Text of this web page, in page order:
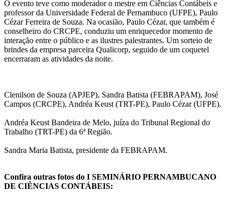
O evento teve como moderador o mestre em Ciências Contábeis e
professor da Universidade Federal de Pernambuco (UFPE), Paulo
Cézar Ferreira de Souza. Na ocasião, Paulo Cézar, que também é
conselheiro do CRCPE, conduziu um enriquecedor momento de
interação entre o público e as ilustres palestrantes. Um sorteio de
brindes da empresa parceira Qualicorp, seguido de um coquetel
encerraram as atividades da noite.
Clenilson de Souza (APJEP), Sandra Batista (FEBRAPAM), José
Campos (CRCPE), Andréa Keust (TRT-PE), Paulo Cézar (UFPE).
Andréa Keust Bandeira de Melo, juíza do Tribunal Regional do
Trabalho (TRT-PE) da 6ª Região.
Sandra Maria Batista, presidente da FEBRAPAM.
Confira outras fotos do I SEMINÁRIO PERNAMBUCANO
DE CIÊNCIAS CONTÁBEIS: